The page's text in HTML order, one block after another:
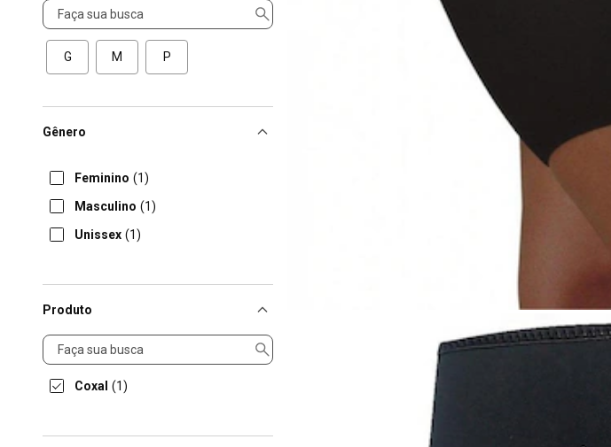
Tamanho
G M P
Gênero
Feminino (1)
Masculino (1)
Unissex (1)
Produto
Produto
Coxal (1)